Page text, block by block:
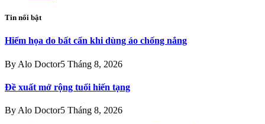
Tin nổi bật
Hiểm họa do bất cẩn khi dùng áo chống nắng
By Alo Doctor5 Tháng 8, 2026
Đề xuất mở rộng tuổi hiến tạng
By Alo Doctor5 Tháng 8, 2026